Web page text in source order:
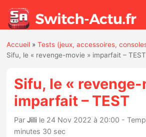
Actualités
Jeux
Accueil »Tests (jeux, accessoires,
Sifu, le « revenge-movie » imparfait – TEST
Sifu, le «
imparfait – TEST
ParJili le 24 Nov 2022 à 20:00 -
minutes 30 sec